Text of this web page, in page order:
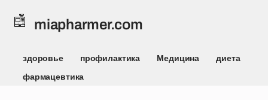
miapharmer.com
здоровье профилактика Медицина
диета
фармацевтика